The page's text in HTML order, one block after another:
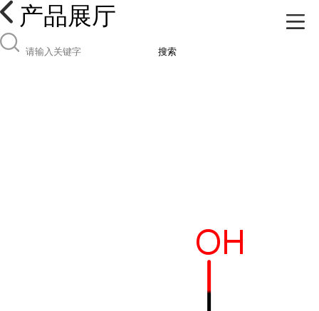
产品展厅
搜索